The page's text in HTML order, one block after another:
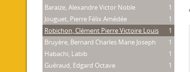
Baraize, Alexandre Victor Noble
1
Jouguet, Pierre Félix Amédée
1
Robichon, Clément Pierre Victoire Louis
1
Bruyère, Bernard Charles Marie Joseph
1
Habachi, Labib
1
Guéraud, Edgard Octave
1